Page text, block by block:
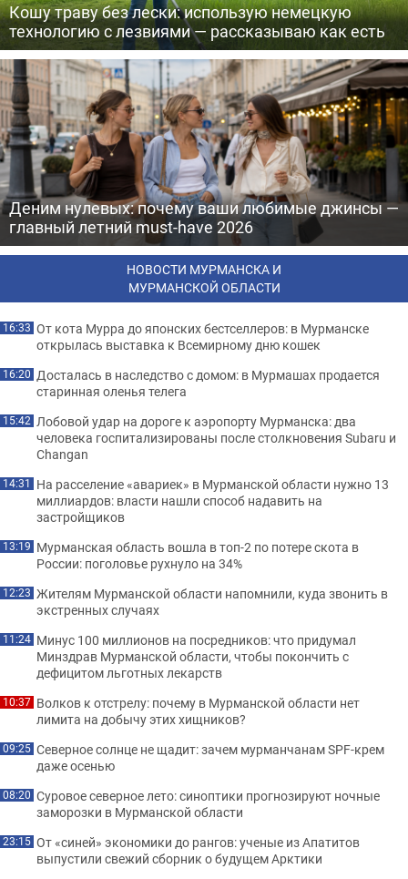
Кошу траву без лески: использую немецкую
технологию с лезвиями — рассказываю как есть
Деним нулевых: почему ваши любимые джинсы —
главный летний must-have 2026
НОВОСТИ МУРМАНСКА И
МУРМАНСКОЙ ОБЛАСТИ
16:33 От кота Мурра до японских бестселлеров: в Мурманске
открылась выставка к Всемирному дню кошек
16:20 Досталась в наследство с домом: в Мурмашах продается
старинная оленья телега
15:42 Лобовой удар на дороге к аэропорту Мурманска: два
человека госпитализированы после столкновения Subaru и
Changan
14:31 На расселение «авариек» в Мурманской области нужно 13
миллиардов: власти нашли способ надавить на
застройщиков
13:19 Мурманская область вошла в топ-2 по потере скота в
России: поголовье рухнуло на 34%
12:23 Жителям Мурманской области напомнили, куда звонить в
экстренных случаях
11:24 Минус 100 миллионов на посредников: что придумал
Минздрав Мурманской области, чтобы покончить с
дефицитом льготных лекарств
10:37 Волков к отстрелу: почему в Мурманской области нет
лимита на добычу этих хищников?
09:25 Северное солнце не щадит: зачем мурманчанам SPF-крем
даже осенью
08:20 Суровое северное лето: синоптики прогнозируют ночные
заморозки в Мурманской области
23:15 От «синей» экономики до рангов: ученые из Апатитов
выпустили свежий сборник о будущем Арктики